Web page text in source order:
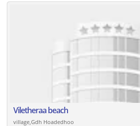
Viletheraa beach
village,Gdh Hoadedhoo